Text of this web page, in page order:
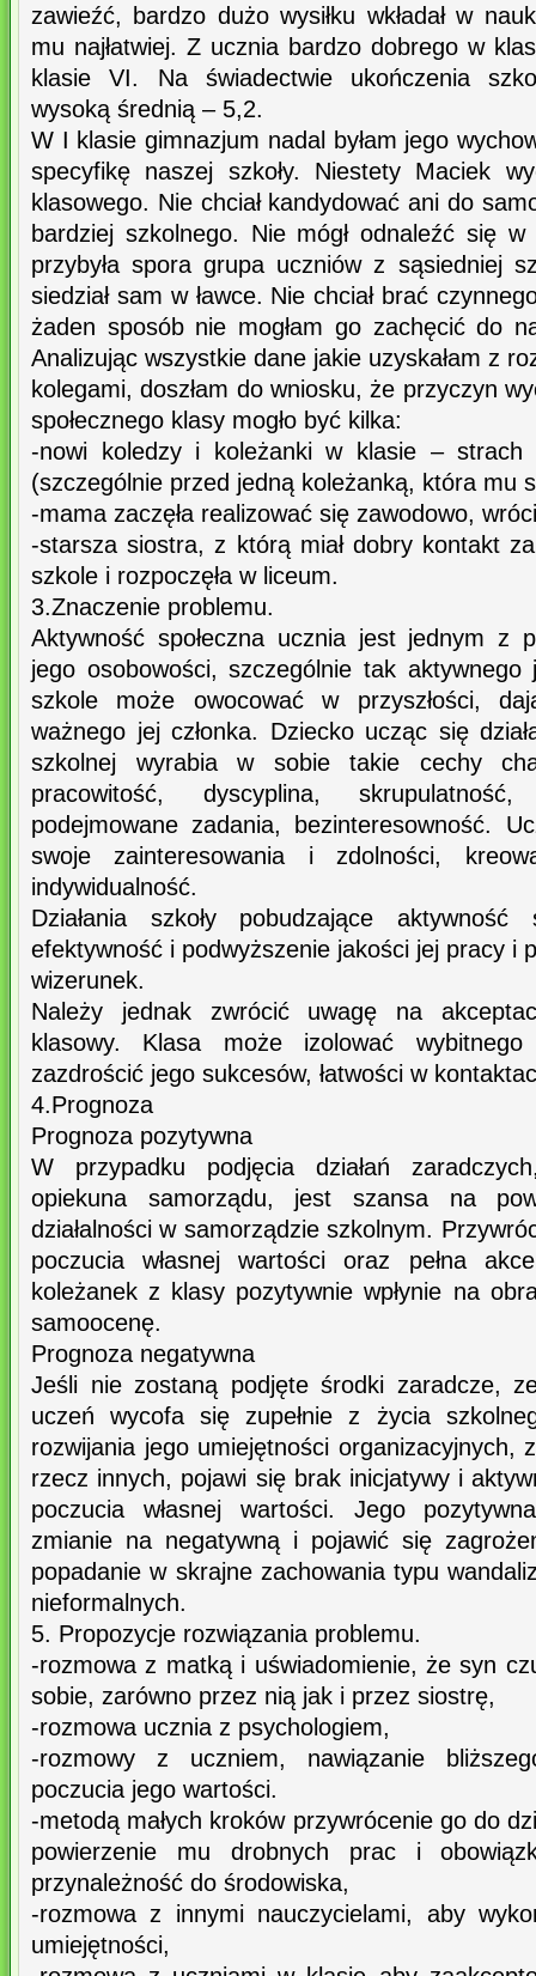
zawieźć, bardzo dużo wysiłku wkładał w
mu najłatwiej. Z ucznia bardzo dobrego w
klasie VI. Na świadectwie ukończenia
wysoką średnią – 5,2.
W I klasie gimnazjum nadal byłam jego
specyfikę naszej szkoły. Niestety Maciek
klasowego. Nie chciał kandydować ani do
bardziej szkolnego. Nie mógł odnaleźć się
przybyła spora grupa uczniów z sąsiedniej
siedział sam w ławce. Nie chciał brać
żaden sposób nie mogłam go zachęcić do
Analizując wszystkie dane jakie uzyskałam z
kolegami, doszłam do wniosku, że przyczyn
społecznego klasy mogło być kilka:
-nowi koledzy i koleżanki w klasie – strach
(szczególnie przed jedną koleżanką, która mu
-mama zaczęła realizować się zawodowo,
-starsza siostra, z którą miał dobry kontakt
szkole i rozpoczęła w liceum.
3.Znaczenie problemu.
Aktywność społeczna ucznia jest jednym z
jego osobowości, szczególnie tak
szkole może owocować w przyszłości,
ważnego jej członka. Dziecko ucząc się
szkolnej wyrabia w sobie takie cechy
pracowitość, dyscyplina,
podejmowane zadania, bezinteresowność.
swoje zainteresowania i zdolności,
indywidualność.
Działania szkoły pobudzające aktywność
efektywność i podwyższenie jakości jej pracy i
wizerunek.
Należy jednak zwrócić uwagę na
klasowy. Klasa może izolować
zazdrościć jego sukcesów, łatwości w
4.Prognoza
Prognoza pozytywna
W przypadku podjęcia działań
opiekuna samorządu, jest szansa na
działalności w samorządzie szkolnym.
poczucia własnej wartości oraz pełna
koleżanek z klasy pozytywnie wpłynie na
samoocenę.
Prognoza negatywna
Jeśli nie zostaną podjęte środki zaradcze,
uczeń wycofa się zupełnie z życia
rozwijania jego umiejętności organizacyjnych,
rzecz innych, pojawi się brak inicjatywy i
poczucia własnej wartości. Jego
zmianie na negatywną i pojawić się
popadanie w skrajne zachowania typu
nieformalnych.
5. Propozycje rozwiązania problemu.
-rozmowa z matką i uświadomienie, że syn
sobie, zarówno przez nią jak i przez siostrę,
-rozmowa ucznia z psychologiem,
-rozmowy z uczniem, nawiązanie
poczucia jego wartości.
-metodą małych kroków przywrócenie go do
powierzenie mu drobnych prac i
przynależność do środowiska,
-rozmowa z innymi nauczycielami, aby
umiejętności,